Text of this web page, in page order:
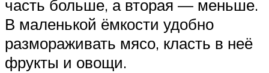
часть больше, а вторая — меньше.
В маленькой ёмкости удобно
размораживать мясо, класть в неё
фрукты и овощи.